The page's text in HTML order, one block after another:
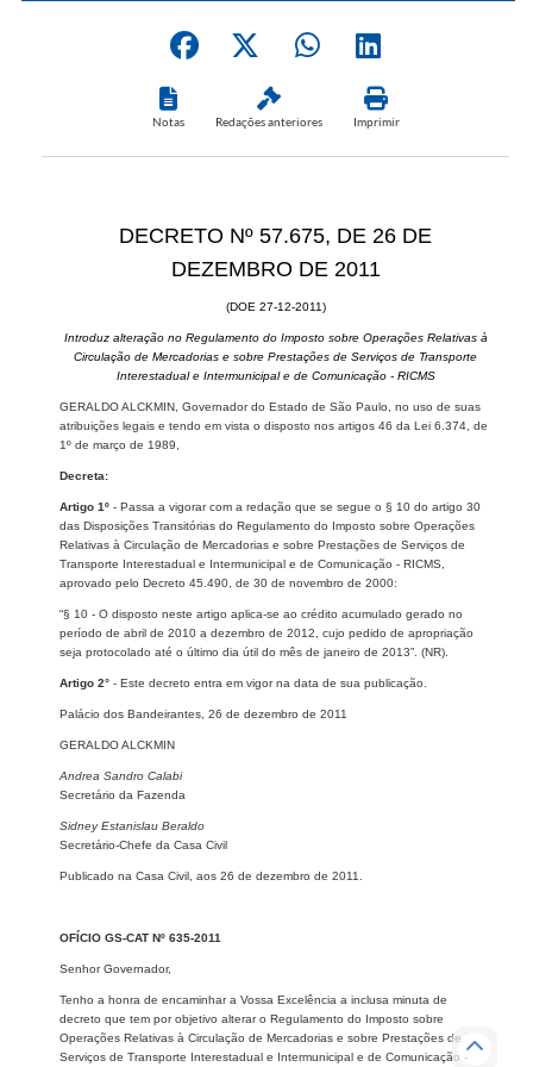
Notas Redações anteriores Imprimir
DECRETO Nº 57.675, DE 26 DE
DEZEMBRO DE 2011
(DOE 27-12-2011)
Introduz alteração no Regulamento do Imposto sobre Operações Relativas à
Circulação de Mercadorias e sobre Prestações de Serviços de Transporte
Interestadual e Intermunicipal e de Comunicação - RICMS
GERALDO ALCKMIN, Governador do Estado de São Paulo, no uso de suas
atribuições legais e tendo em vista o disposto nos artigos 46 da Lei 6.374, de
1º de março de 1989,
Decreta:
Artigo 1º - Passa a vigorar com a redação que se segue o § 10 do artigo 30
das Disposições Transitórias do Regulamento do Imposto sobre Operações
Relativas à Circulação de Mercadorias e sobre Prestações de Serviços de
Transporte Interestadual e Intermunicipal e de Comunicação - RICMS,
aprovado pelo Decreto 45.490, de 30 de novembro de 2000:
“§ 10 - O disposto neste artigo aplica-se ao crédito acumulado gerado no
período de abril de 2010 a dezembro de 2012, cujo pedido de apropriação
seja protocolado até o último dia útil do mês de janeiro de 2013”. (NR).
Artigo 2° - Este decreto entra em vigor na data de sua publicação.
Palácio dos Bandeirantes, 26 de dezembro de 2011
GERALDO ALCKMIN
Andrea Sandro Calabi
Secretário da Fazenda
Sidney Estanislau Beraldo
Secretário-Chefe da Casa Civil
Publicado na Casa Civil, aos 26 de dezembro de 2011.
OFÍCIO GS-CAT Nº 635-2011
Senhor Governador,
Tenho a honra de encaminhar a Vossa Excelência a inclusa minuta de
decreto que tem por objetivo alterar o Regulamento do Imposto sobre
Operações Relativas à Circulação de Mercadorias e sobre Prestações de
Serviços de Transporte Interestadual e Intermunicipal e de Comunicação -